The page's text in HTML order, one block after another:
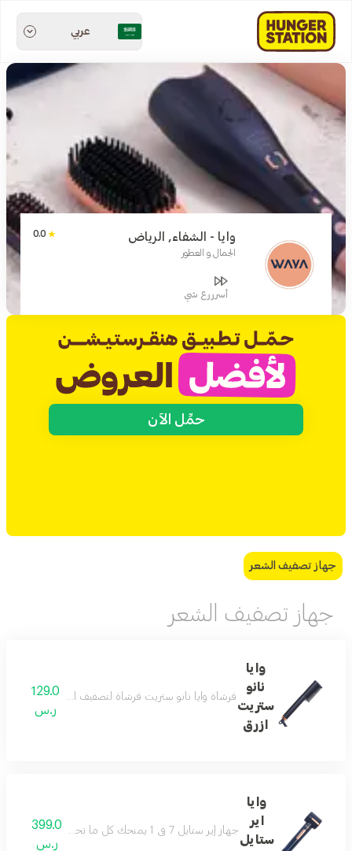
عربي
وايا - الشفاء, الرياض
الجمال و العطور
0.0
أسرررع شي
حمِّل الآن
جهاز تصفيف الشعر
جهاز تصفيف الشعر
وايا
نانو
ستريت
ازرق
فرشاة وايا نانو ستريت فرشاة لتصفيف الشعر صغيرة
129.0
ر.س
وايا
اير
ستايل
جهاز إير ستايل 7 في 1 يمنحك كل ما تحتاجين إليه في جهاز واحد، ويختصر عليك وقت وجهد للحصول على نتائج رائعة تليق بجمالك.
399.0
ر.س